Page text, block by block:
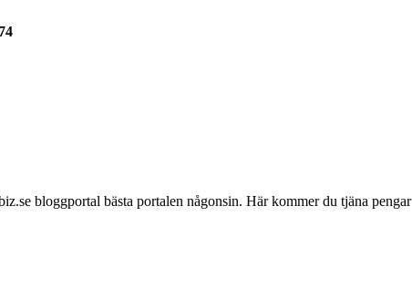
bloggportal bästa portalen någonsin. Här kommer du tjäna pengar